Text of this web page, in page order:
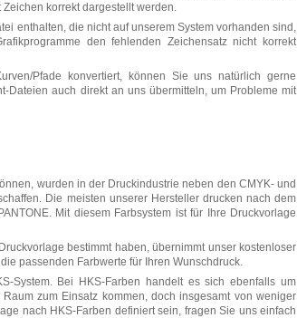
korrekt dargestellt werden.
enthalten, die nicht auf unserem System vorhanden sind,
den fehlenden Zeichensatz nicht korrekt
Pfade konvertiert, können Sie uns natürlich gerne
Dateien auch direkt an uns übermitteln, um Probleme mit
wurden in der Druckindustrie neben den CMYK- und
Die meisten unserer Hersteller drucken nach dem
Mit diesem Farbsystem ist für Ihre Druckvorlage
bestimmt haben, übernimmt unser kostenloser
passenden Farbwerte für Ihren Wunschdruck.
System. Bei HKS-Farben handelt es sich ebenfalls um
zum Einsatz kommen, doch insgesamt von weniger
nach HKS-Farben definiert sein, fragen Sie uns einfach